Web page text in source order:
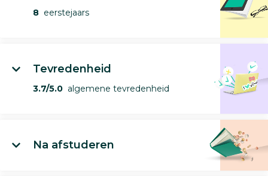
8 eerstejaars
Tevredenheid
3.7/5.0 algemene tevredenheid
Na afstuderen